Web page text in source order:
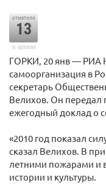
отметили
13
в архиве
ГОРКИ, 20 янв — РИА
самоорганизация в
секретарь
Велихов. Он
ежегодный доклад о
«2010 год показал
сказал Велихов. В
летними пожарами и
истории и культуры.